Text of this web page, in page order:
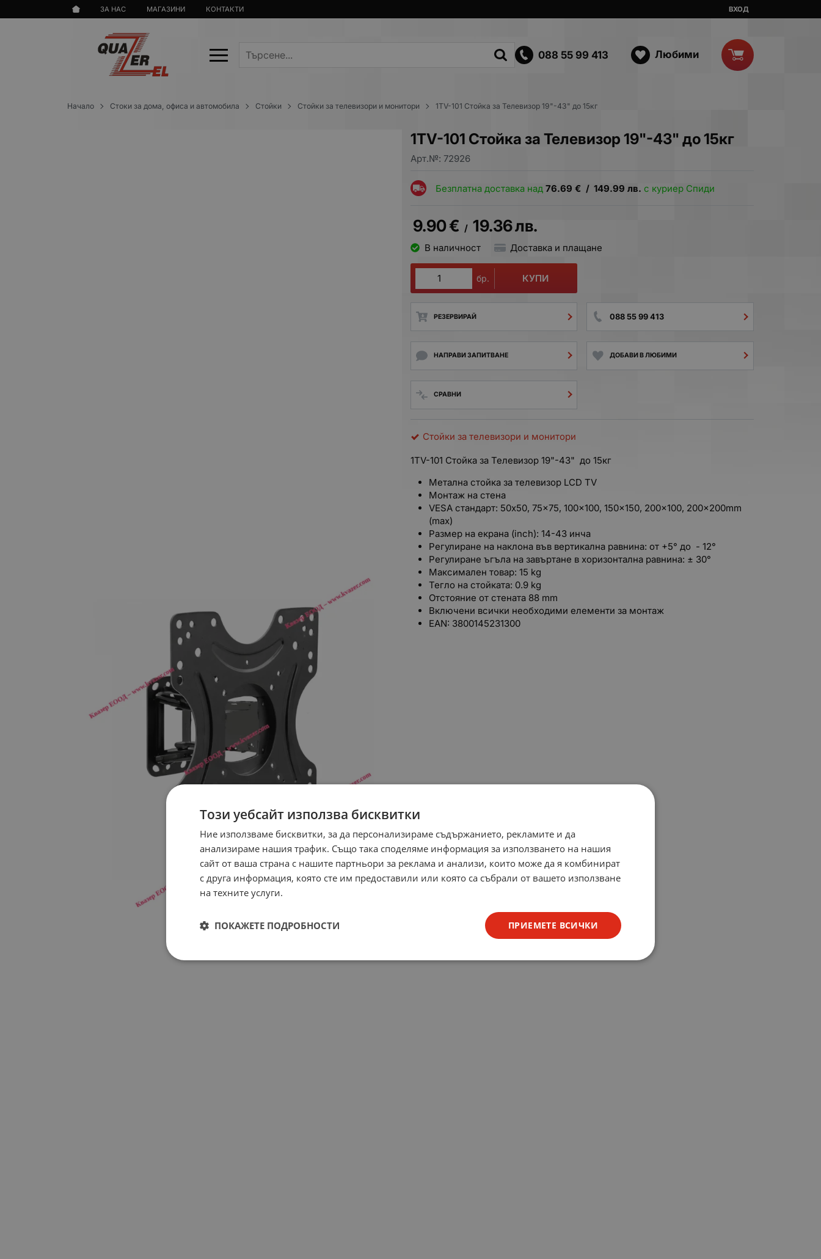
ЗА НАС МАГАЗИНИ КОНТАКТИ ВХОД
088 55 99 413 Любими
Начало Стоки за дома, офиса и автомобила Стойки Стойки за телевизори и монитори 1TV-101 Стойка за Телевизор 19"-43" до 15кг
1TV-101 Стойка за Телевизор 19"-43" до 15кг
Арт.№: 72926
Безплатна доставка над76.69 € / 149.99 лв. с куриер Спиди
9.90€ / 19.36лв.
В наличност Доставка и плащане
бр. КУПИ
РЕЗЕРВИРАЙ 088 55 99 413
НАПРАВИ ЗАПИТВАНЕ ДОБАВИ В ЛЮБИМИ
СРАВНИ
Стойки за телевизори и монитори
1TV-101 Стойка за Телевизор 19"-43" до 15кг
Метална стойка за телевизор LCD TV
Монтаж на стена
VESA стандарт: 50x50, 75x75, 100x100, 150x150, 200x100, 200x200mm
(max)
Размер на екрана (inch): 14-43 инча
Регулиране на наклона във вертикална равнина: от +5° до - 12°
Регулиране ъгъла на завъртане в хоризонтална равнина: ± 30°
Максимален товар: 15 kg
Тегло на стойката: 0.9 kg
Отстояние от стената 88 mm
Включени всички необходими елементи за монтаж
EAN: 3800145231300
Този уебсайт използва бисквитки
Ние използваме бисквитки, за да персонализираме съдържанието, рекламите и да
анализираме нашия трафик. Също така споделяме информация за използването на нашия
сайт от ваша страна с нашите партньори за реклама и анализи, които може да я комбинират
с друга информация, която сте им предоставили или която са събрали от вашето използване
на техните услуги.
ПРИЕМЕТЕ ВСИЧКИ
ПОКАЖЕТЕ ПОДРОБНОСТИ